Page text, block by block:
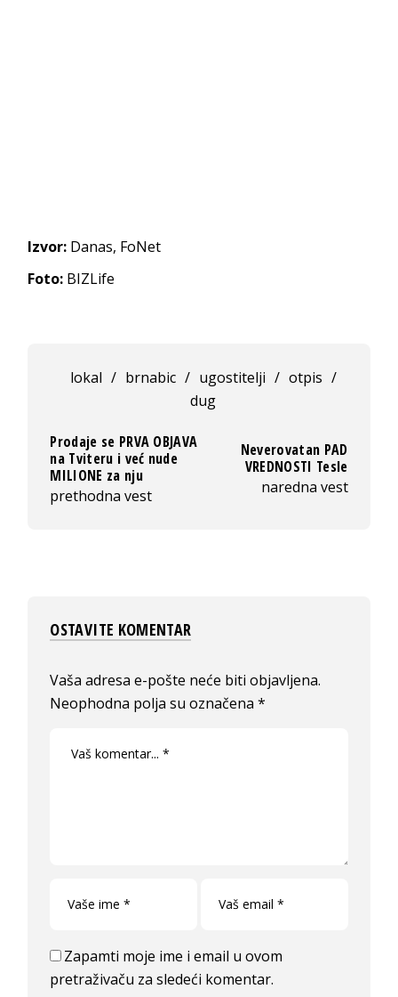
Izvor: Danas, FoNet
Foto: BIZLife
lokal / brnabic / ugostitelji / otpis /
dug
Prodaje se PRVA OBJAVA
na Tviteru i već nude
MILIONE za nju
prethodna vest
Neverovatan PAD
VREDNOSTI Tesle
naredna vest
OSTAVITE KOMENTAR
Vaša adresa e-pošte neće biti objavljena.
Neophodna polja su označena*
Zapamti moje ime i email u ovom
pretraživaču za sledeći komentar.